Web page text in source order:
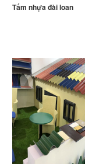
Tấm nhựa đài loan